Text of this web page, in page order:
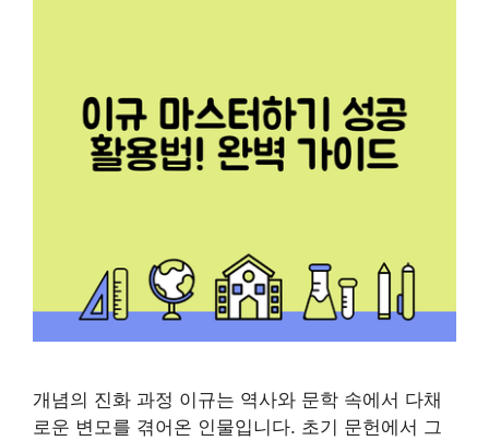
개념의 진화 과정 이규는 역사와 문학 속에서 다채
로운 변모를 겪어온 인물입니다. 초기 문헌에서 그